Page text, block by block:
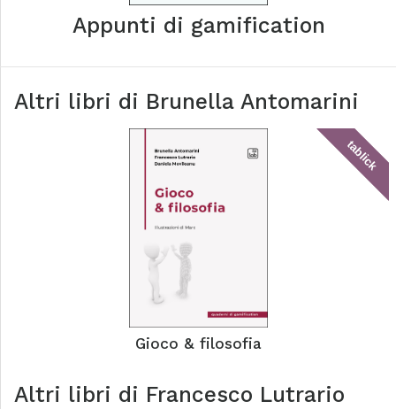
Appunti di gamification
Altri libri di Brunella Antomarini
tablick
Gioco & filosofia
Altri libri di Francesco Lutrario